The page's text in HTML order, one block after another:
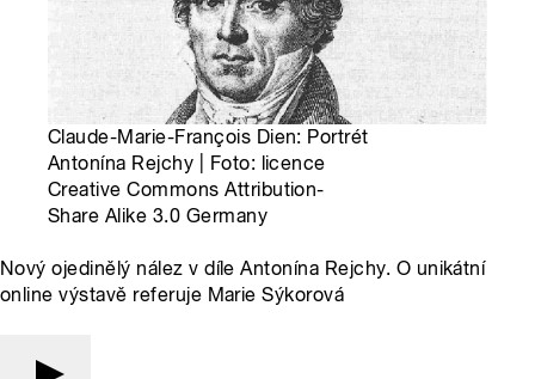
Claude-Marie-François Dien: Portrét
Antonína Rejchy | Foto: licence
Creative Commons Attribution-
Share Alike 3.0 Germany
Nový ojedinělý nález v díle Antonína Rejchy. O unikátní
online výstavě referuje Marie Sýkorová